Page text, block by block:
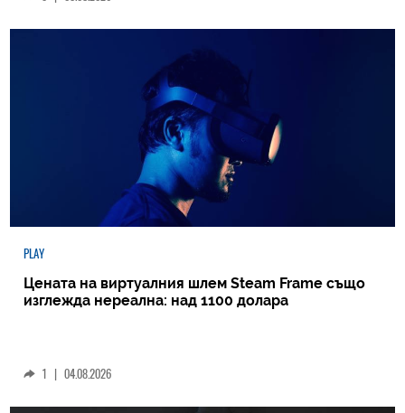
PLAY
Цената на виртуалния шлем Steam Frame също
изглежда нереална: над 1100 долара
1 | 04.08.2026